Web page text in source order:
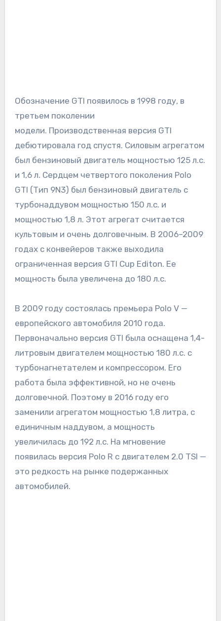
Обозначение GTI появилось в 1998 году, в
третьем поколении
модели. Производственная версия GTI
дебютировала год спустя. Силовым агрегатом
был бензиновый двигатель мощностью 125 л.с.
и 1,6 л. Сердцем четвертого поколения Polo
GTI (Тип 9N3) был бензиновый двигатель с
турбонаддувом мощностью 150 л.с. и
мощностью 1,8 л. Этот агрегат считается
культовым и очень долговечным. В 2006–2009
годах с конвейеров также выходила
ограниченная версия GTI Cup Editon. Ее
мощность была увеличена до 180 л.с.
В 2009 году состоялась премьера Polo V —
европейского автомобиля 2010 года.
Первоначально версия GTI была оснащена 1,4-
литровым двигателем мощностью 180 л.с. с
турбонагнетателем и компрессором. Его
работа была эффективной, но не очень
долговечной. Поэтому в 2016 году его
заменили агрегатом мощностью 1,8 литра, с
единичным наддувом, а мощность
увеличилась до 192 л.с. На мгновение
появилась версия Polo R с двигателем 2.0 TSI —
это редкость на рынке подержанных
автомобилей.